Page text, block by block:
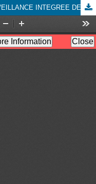
FIABILITE DES DONNEES DE SURVEILLANCE INTEGREE DES MALADIES DANS LA ZONE DE SANTE DE NGABA, A KINSHASA, R D CONGO